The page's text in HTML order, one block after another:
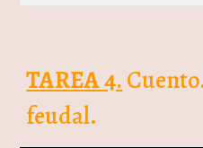
TAREA 4.
feudal.